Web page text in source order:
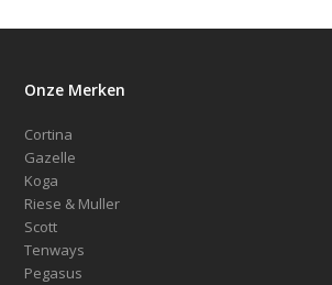
Onze Merken
Cortina
Gazelle
Koga
Riese & Muller
Scott
Tenways
Pegasus